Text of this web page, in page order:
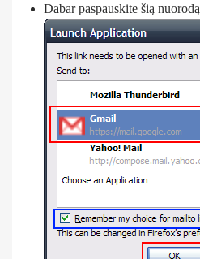
Dabar paspauskite šią nuorodą